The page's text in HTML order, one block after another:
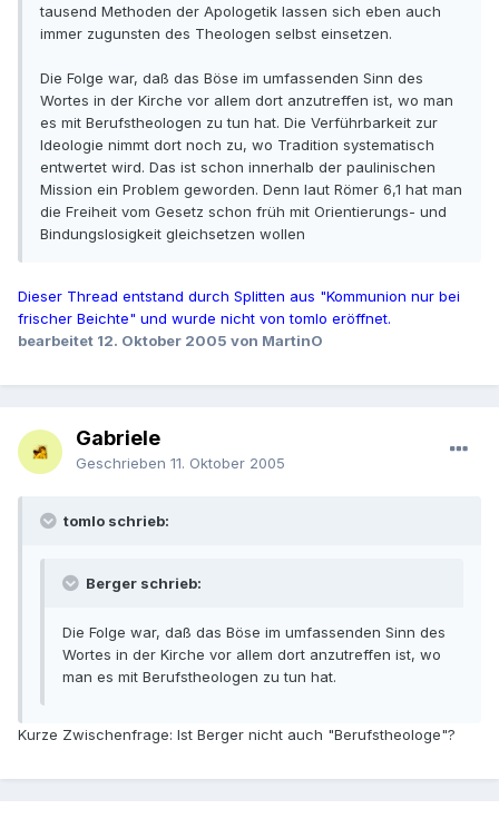
tausend Methoden der Apologetik lassen sich eben auch
immer zugunsten des Theologen selbst einsetzen.
Die Folge war, daß das Böse im umfassenden Sinn des
Wortes in der Kirche vor allem dort anzutreffen ist, wo man
es mit Berufstheologen zu tun hat. Die Verführbarkeit zur
Ideologie nimmt dort noch zu, wo Tradition systematisch
entwertet wird. Das ist schon innerhalb der paulinischen
Mission ein Problem geworden. Denn laut Römer 6,1 hat man
die Freiheit vom Gesetz schon früh mit Orientierungs- und
Bindungslosigkeit gleichsetzen wollen
Dieser Thread entstand durch Splitten aus "Kommunion nur bei
frischer Beichte" und wurde nicht von tomlo eröffnet.
bearbeitet 12. Oktober 2005 von MartinO
Gabriele
Geschrieben 11. Oktober 2005
tomlo schrieb:
Berger schrieb:
Die Folge war, daß das Böse im umfassenden Sinn des
Wortes in der Kirche vor allem dort anzutreffen ist, wo
man es mit Berufstheologen zu tun hat.
Kurze Zwischenfrage: Ist Berger nicht auch "Berufstheologe"?